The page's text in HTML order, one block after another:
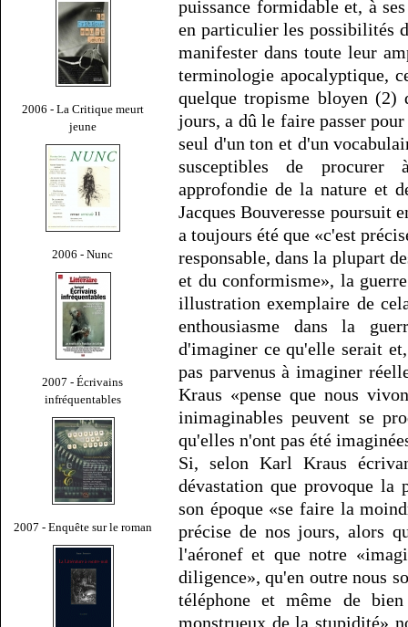
2006 - La Critique meurt
jeune
2006 - Nunc
2007 - Écrivains
infréquentables
2007 - Enquête sur le roman
puissance formidable et, à
en particulier les possibilités
manifester dans toute leur
terminologie apocalyptique,
quelque tropisme bloyen (2)
jours, a dû le faire passer
seul d'un ton et d'un
susceptibles de procurer
approfondie de la nature et
Jacques Bouveresse poursuit
a toujours été que «c'est
responsable, dans la plupart
et du conformisme», la
illustration exemplaire de
enthousiasme dans la
d'imaginer ce qu'elle serait
pas parvenus à imaginer
Kraus «pense que nous
inimaginables peuvent se
qu'elles n'ont pas été
Si, selon Karl Kraus
dévastation que provoque la
son époque «se faire la
précise de nos jours, alors
l'aéronef et que notre
diligence», qu'en outre nous
téléphone et même de
monstrueux de la stupidité»